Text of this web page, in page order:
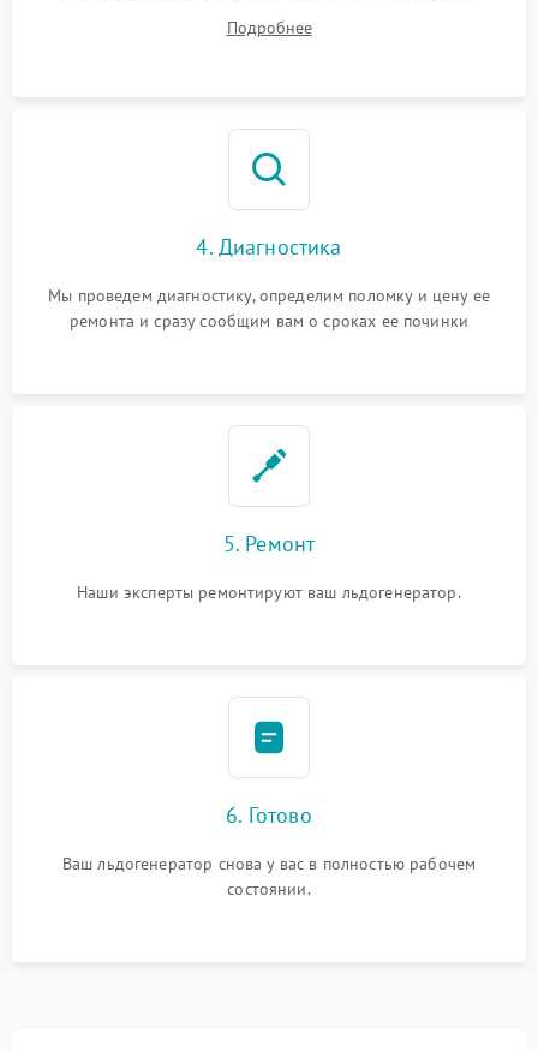
Подробнее
4. Диагностика
Мы проведем диагностику, определим поломку и цену ее
ремонта и сразу сообщим вам о сроках ее починки
5. Ремонт
Наши эксперты ремонтируют ваш льдогенератор.
6. Готово
Ваш льдогенератор снова у вас в полностью рабочем
состоянии.